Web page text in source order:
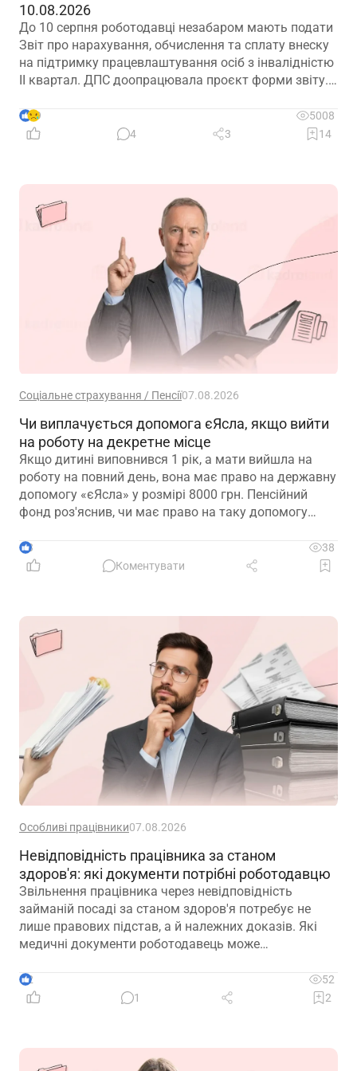
10.08.2026
До 10 серпня роботодавці незабаром мають подати
Звіт про нарахування, обчислення та сплату внеску
на підтримку працевлаштування осіб з інвалідністю
ІІ квартал. ДПС доопрацювала проєкт форми звіту.
далі
9
5008
4
3 14
Соціальне страхування / Пенсії07.08.2026
Чи виплачується допомога єЯсла, якщо вийти
на роботу на декретне місце
Якщо дитині виповнився 1 рік, а мати вийшла на
роботу на повний день, вона має право на державну
допомогу «єЯсла» у розмірі 8000 грн. Пенсійний
фонд роз'яснив, чи має право на таку допомогу
3
38
Коментувати
Особливі працівники07.08.2026
Невідповідність працівника за станом
здоров'я: які документи потрібні роботодавцю
Звільнення працівника через невідповідність
займаній посаді за станом здоров'я потребує не
лише правових підстав, а й належних доказів. Які
медичні документи роботодавець може
обставини – розповідаємо далі
2
52
1
2